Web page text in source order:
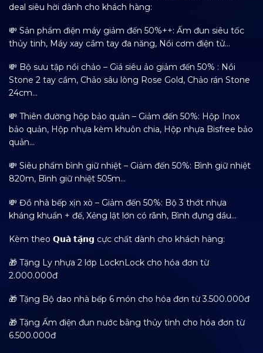
deal siêu hời dành cho khách hàng:
💸 Sản phẩm điện máy giảm đến 50%++: Ấm đun siêu tốc
thủy tinh, Máy xay cầm tay đa năng, Nồi cơm điện tử…
💸 Bộ sưu tập nồi chảo – Giá siêu ảo giảm đến 50% : Nồi
Stone 2 tay cầm, Chảo sâu lòng Rose Gold, Chảo rán Stone
24cm…
💸 Thiên đường hộp bảo quản – Giảm đến 50%: Hộp Inox
bảo quản, Hộp nhựa kèm khuôn chia, Hộp nhựa Bisfree bảo
quản…
💸 Siêu phẩm bình giữ nhiệt – Giảm đến 50%: Bình giữ nhiệt
820m, Bình giữ nhiệt 505m…
💸 Đồ nhà bếp xịn xò – Giảm đến 50%: Bộ 3 thớt nhựa
kháng khuẩn + đế, Xẻng lật lớn có rãnh, Bình đựng dầu…
Kèm theo 𝗤𝘂𝗮̀ 𝘁𝗮̣̆𝗻𝗴 cực chất dành cho khách hàng:
🎁 Tặng Ly nhựa 2 lớp LocknLock cho hóa đơn từ
2.000.000đ
🎁 Tặng Bộ dao nhà bếp 6 món cho hóa đơn từ 3.500.000đ
🎁 Tặng Ấm điện đun nước bằng thủy tinh cho hóa đơn từ
6.500.000đ